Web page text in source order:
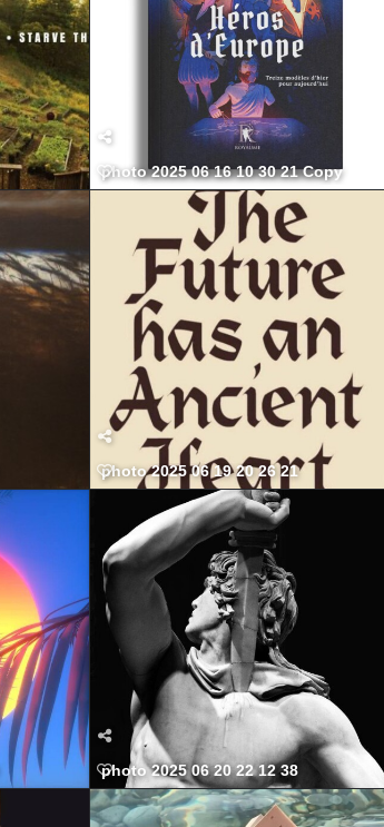
photo 2025 06 16 10 30 21 Copy
photo 2025 06 19 20 26 21
photo 2025 06 20 22 12 38